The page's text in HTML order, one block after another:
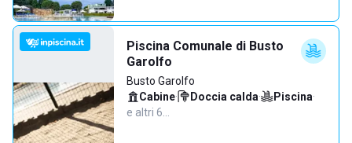
Piscina Comunale di Busto
Garolfo
Busto Garolfo
Cabine· Doccia calda· Piscina·
e altri 6…